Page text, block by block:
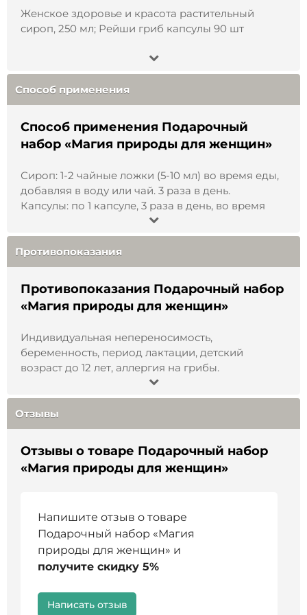
воду или чай. 3 раза в день. Капсулы: по 1
штуке, 3 раза в день, во время еды.
индивидуальная
непереносимость компонентов,
беременность, период лактации, детский
возраст до 12 лет, аллергия на грибы.
Условия хранения:хранить в недоступном
температуре от +5 до +25°С.
Состав:Сироп - вода, фруктоза, крапивы лист,
боровая матка, красная щётка, хвощ полевой,
Капсулы – гриб рейши.
Объём:250 мл., 90 штук.
Страна производства:Россия
лекарством
специалистом
Женское здоровье и красота растительный
сироп, 250 мл; Рейши гриб капсулы 90 шт
Способ применения
Способ применения Подарочный
набор «Магия природы для женщин»
Сироп: 1-2 чайные ложки (5-10 мл) во время еды,
добавляя в воду или чай. 3 раза в день.
Капсулы: по 1 капсуле, 3 раза в день, во время
Противопоказания
Противопоказания Подарочный набор
«Магия природы для женщин»
Индивидуальная непереносимость,
беременность, период лактации, детский
возраст до 12 лет, аллергия на грибы.
Отзывы
Отзывы о товаре Подарочный набор
«Магия природы для женщин»
Напишите отзыв о товаре
Подарочный набор «Магия
природы для женщин» и
получите скидку 5%
Написать отзыв